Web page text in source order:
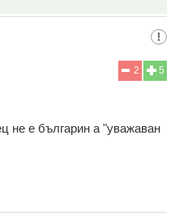
5
2
не е българин а "уважаван